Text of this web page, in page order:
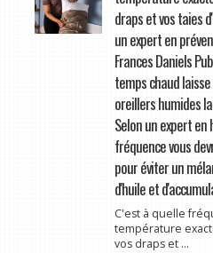
draps et vos taies
un expert en
Frances Daniels
temps chaud
oreillers humides
Selon un expert en
fréquence vous
pour éviter un
d'huile et
C'est à quelle
température
vos draps et ...